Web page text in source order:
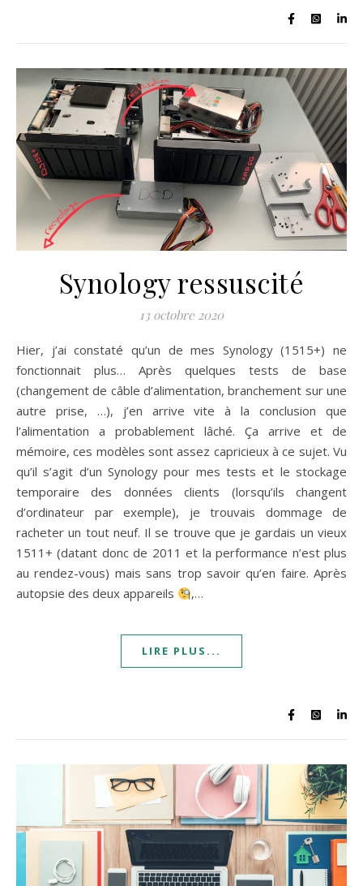
Synology ressuscité
13 octobre 2020
Hier, j’ai constaté qu’un de mes Synology (1515+) ne
fonctionnait plus… Après quelques tests de base
(changement de câble d’alimentation, branchement sur une
autre prise, …), j’en arrive vite à la conclusion que
l’alimentation a probablement lâché. Ça arrive et de
mémoire, ces modèles sont assez capricieux à ce sujet. Vu
qu’il s’agit d’un Synology pour mes tests et le stockage
temporaire des données clients (lorsqu’ils changent
d’ordinateur par exemple), je trouvais dommage de
racheter un tout neuf. Il se trouve que je gardais un vieux
1511+ (datant donc de 2011 et la performance n’est plus
au rendez-vous) mais sans trop savoir qu’en faire. Après
autopsie des deux appareils
,…
LIRE PLUS...